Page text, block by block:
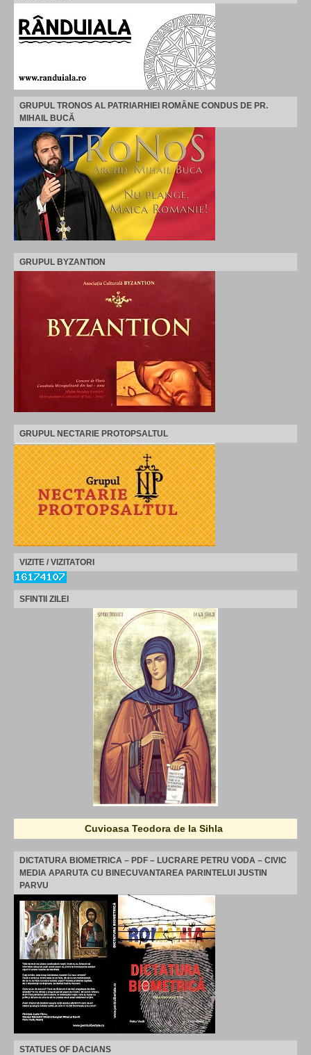
GRUPUL TRONOS AL PATRIARHIEI ROMÂNE CONDUS DE PR.
MIHAIL BUCĂ
GRUPUL BYZANTION
GRUPUL NECTARIE PROTOPSALTUL
VIZITE / VIZITATORI
SFINTII ZILEI
Cuvioasa Teodora de la Sihla
DICTATURA BIOMETRICA – PDF – LUCRARE PETRU VODA – CIVIC
MEDIA APARUTA CU BINECUVANTAREA PARINTELUI JUSTIN
PARVU
STATUES OF DACIANS